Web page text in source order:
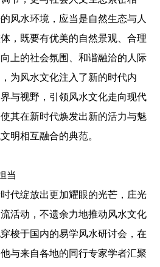
风水环境，应当是自然生态与人
，既要有优美的自然景观、合理
上的社会氛围、和谐融洽的人际
为风水文化注入了新的时代内
与视野，引领风水文化走向现代
其在新时代焕发出新的活力与魅
明相互融合的典范。
当
绽放出更加耀眼的光芒，庄光
活动，不遗余力地推动风水文化
梭于国内的易学风水研讨会，在
与来自各地的同行专家学者汇聚